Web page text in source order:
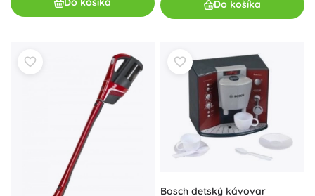
Do košíka
Bosch detský kávovar